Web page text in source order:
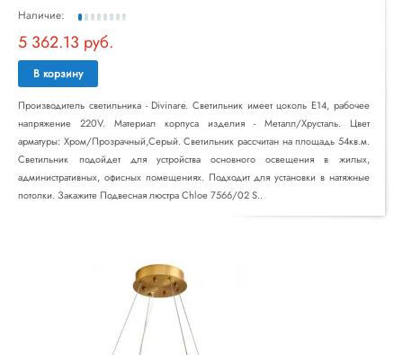
Наличие:
5 362.13 руб.
В корзину
Производитель светильника - Divinare. Светильник имеет цоколь E14, рабочее
напряжение 220V. Материал корпуса изделия - Металл/Хрусталь. Цвет
арматуры: Хром/Прозрачный,Серый. Светильник рассчитан на площадь 54кв.м.
Светильник подойдет для устройства основного освещения в жилых,
административных, офисных помещениях. Подходит для установки в натяжные
потолки. Закажите Подвесная люстра Chloe 7566/02 S..